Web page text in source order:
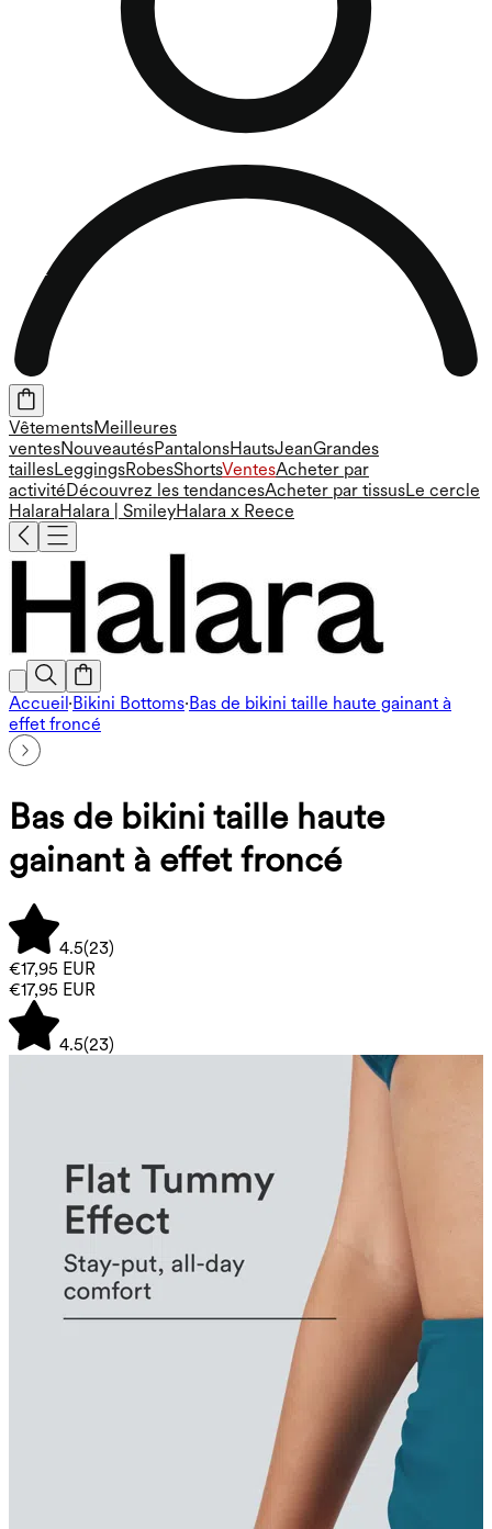
VêtementsMeilleures
ventesNouveautésPantalonsHautsJeanGrandes
taillesLeggingsRobesShortsVentesAcheter par
activité Découvrez les tendancesAcheter par tissusLe cercle
Halara Halara | SmileyHalara x Reece
Accueil ·Bikini Bottoms·Bas de bikini taille haute gainant à
effet froncé
Bas de bikini taille haute
gainant à effet froncé
4.5(23)
€17,95 EUR
€17,95 EUR
4.5(23)